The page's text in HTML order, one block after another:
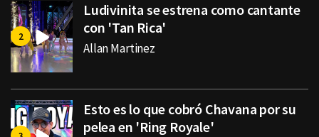
Ludivinita se estrena como cantante
con 'Tan Rica'
Allan Martinez
Esto es lo que cobró Chavana por su
pelea en 'Ring Royale'